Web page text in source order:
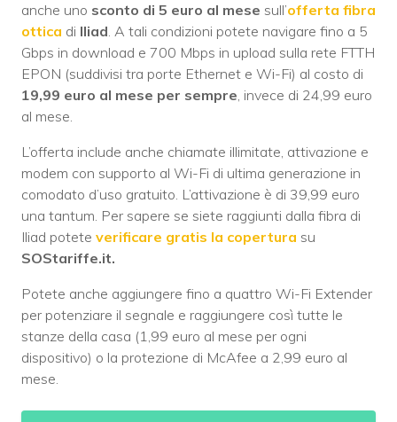
anche uno sconto di 5 euro al mese sull’offerta fibra
ottica di Iliad. A tali condizioni potete navigare fino a 5
Gbps in download e 700 Mbps in upload sulla rete FTTH
EPON (suddivisi tra porte Ethernet e Wi-Fi) al costo di
19,99 euro al mese per sempre, invece di 24,99 euro
al mese.
L’offerta include anche chiamate illimitate, attivazione e
modem con supporto al Wi-Fi di ultima generazione in
comodato d’uso gratuito. L’attivazione è di 39,99 euro
una tantum. Per sapere se siete raggiunti dalla fibra di
Iliad potete verificare gratis la copertura su
SOStariffe.it.
Potete anche aggiungere fino a quattro Wi-Fi Extender
per potenziare il segnale e raggiungere così tutte le
stanze della casa (1,99 euro al mese per ogni
dispositivo) o la protezione di McAfee a 2,99 euro al
mese.